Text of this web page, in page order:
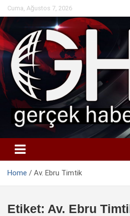
Skip
to
content
Cuma, Ağustos 7, 2026
Home Av. Ebru Timtik
Etiket: Av. Ebru